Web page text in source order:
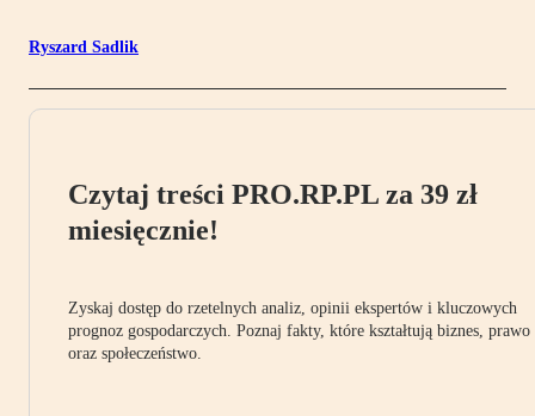
Ryszard Sadlik
Czytaj treści PRO.RP.PL za 39 zł
miesięcznie!
Zyskaj dostęp do rzetelnych analiz, opinii ekspertów i kluczowych
prognoz gospodarczych. Poznaj fakty, które kształtują biznes, prawo
oraz społeczeństwo.